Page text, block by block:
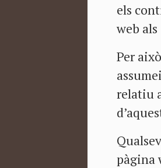
els
web
Per
relatiu
pàgina